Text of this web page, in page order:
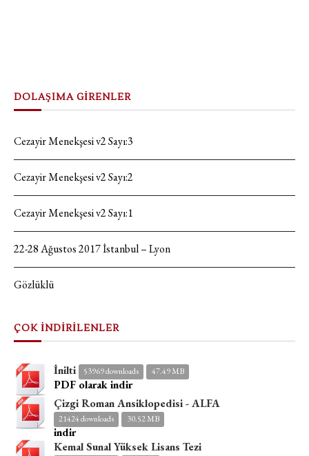
DOLAŞIMA GİRENLER
Cezayir Menekşesi v2 Sayı:3
Cezayir Menekşesi v2 Sayı:2
Cezayir Menekşesi v2 Sayı:1
22-28 Ağustos 2017 İstanbul – Lyon
Gözlüklü
ÇOK İNDİRİLENLER
İnilti 53969 downloads 47.49 MB
PDF olarak indir
Çizgi Roman Ansiklopedisi - ALFA
21424 downloads 30.52 MB
indir
Kemal Sunal Yüksek Lisans Tezi